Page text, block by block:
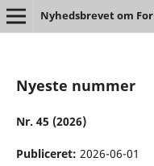
Nyhedsbrevet om
Nyeste nummer
Nr. 45 (2026)
Publiceret: 2026-06-01